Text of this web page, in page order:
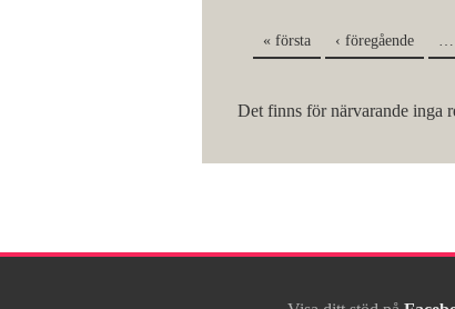
Sidor
« första ‹ föregående
Det finns för närvarande inga